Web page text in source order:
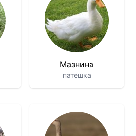
Мазнина
патешка